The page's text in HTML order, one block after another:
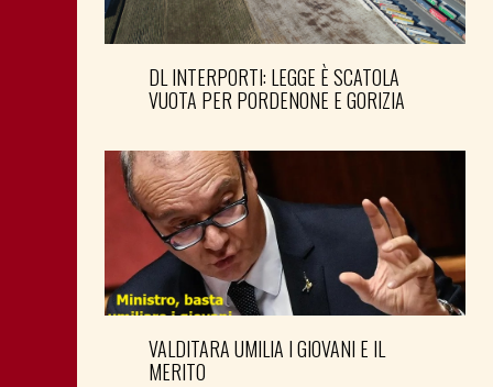
DL INTERPORTI: LEGGE È SCATOLA
VUOTA PER PORDENONE E GORIZIA
VALDITARA UMILIA I GIOVANI E IL
MERITO